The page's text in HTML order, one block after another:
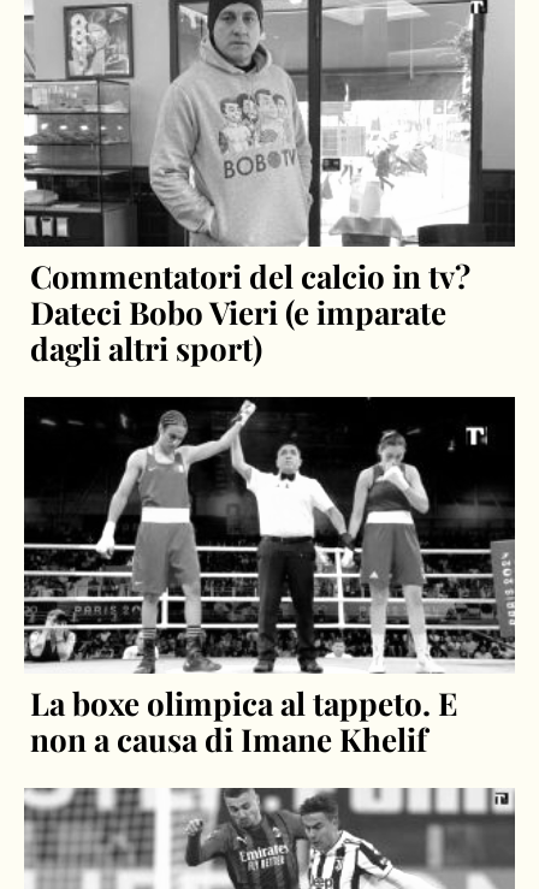
Commentatori del calcio in tv?
Dateci Bobo Vieri (e imparate
dagli altri sport)
La boxe olimpica al tappeto. E
non a causa di Imane Khelif